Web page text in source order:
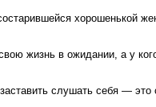
хорошенькой
жизнь в ожидании, а у
слушать себя — это